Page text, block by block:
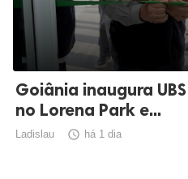
Goiânia inaugura
no Lorena Park e...
Ladislau  há 1 dia